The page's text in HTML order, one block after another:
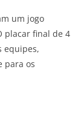
um jogo
placar final de 4
equipes,
para os